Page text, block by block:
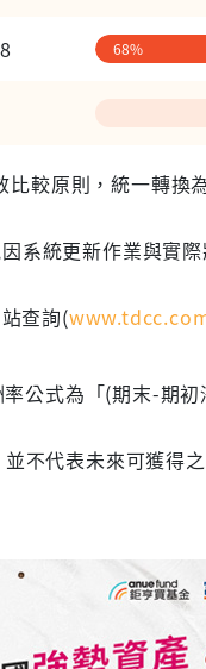
68%
較原則，統一轉換
系統更新作業與實
查詢(
公式為「(期末-期初
不代表未來可獲得